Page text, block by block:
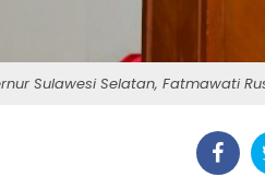
Sulawesi Selatan, Fatmawati